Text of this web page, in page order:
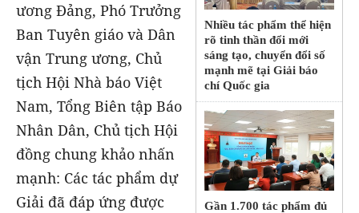
Nhiều tác phẩm thể hiện
rõ tinh thần đổi mới
sáng tạo, chuyển đổi số
mạnh mẽ tại Giải báo
chí Quốc gia
Gần 1.700 tác phẩm đủ
ương Đảng, Phó Trưởng
Ban Tuyên giáo và Dân
vận Trung ương, Chủ
tịch Hội Nhà báo Việt
Nam, Tổng Biên tập Báo
Nhân Dân, Chủ tịch Hội
đồng chung khảo nhấn
mạnh: Các tác phẩm dự
Giải đã đáp ứng được